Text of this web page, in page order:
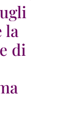
la
di